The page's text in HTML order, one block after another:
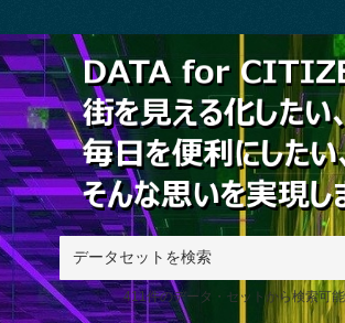
411件のデータ・セットから検索可